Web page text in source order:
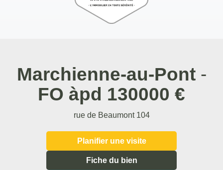
Marchienne-au-Pont-
FO àpd 130000 €
rue de Beaumont 104
Planifier une visite
Fiche du bien